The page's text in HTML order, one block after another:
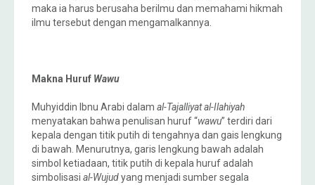
maka ia harus berusaha berilmu dan memahami hikmah
ilmu tersebut dengan mengamalkannya.
Makna Huruf Wawu
Muhyiddin Ibnu Arabi dalam al-Tajalliyat al-Ilahiyah
menyatakan bahwa penulisan huruf “wawu” terdiri dari
kepala dengan titik putih di tengahnya dan gais lengkung
di bawah. Menurutnya, garis lengkung bawah adalah
simbol ketiadaan, titik putih di kepala huruf adalah
simbolisasi al-Wujudyang menjadi sumber segala